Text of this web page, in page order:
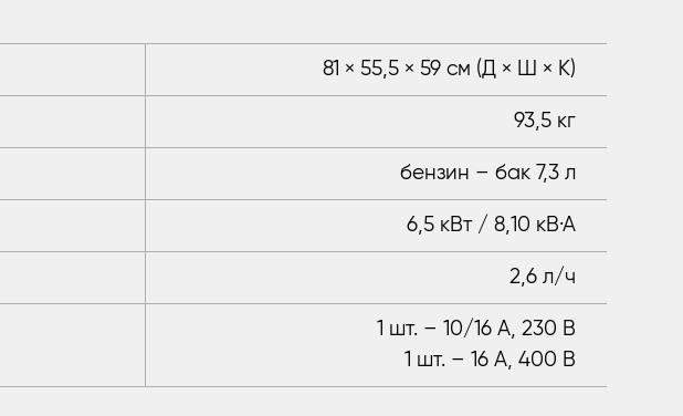
81 × 55,5 × 59 см (Д × Ш × K)
93,5 кг
бензин – бак 7,3 л
6,5 кВт / 8,10 кВ·А
2,6 л/ч
1 шт. – 10/16 A, 230 В
1 шт. – 16 A, 400 В